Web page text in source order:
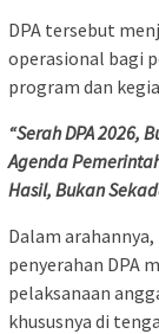
DPA tersebut
operasional bagi
program dan
“Serah DPA 2026,
Agenda
Hasil, Bukan
Dalam
penyerahan DPA
pelaksanaan
khususnya di